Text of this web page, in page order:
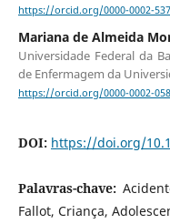
https://orcid.org/0000-0002-
Mariana de Almeida
Universidade Federal da
de Enfermagem da
https://orcid.org/0000-0002-
DOI: https://doi.org/
Palavras-chave:
Fallot, Criança,